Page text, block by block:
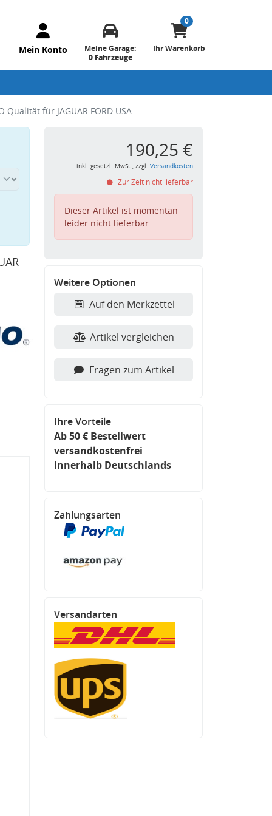
Mein Konto
Meine Garage:
0 Fahrzeuge
0
Ihr Warenkorb
für JAGUAR FORD USA
190,25 €
inkl. gesetzl. MwSt., zzgl. Versandkosten
Zur Zeit nicht lieferbar
Dieser Artikel ist momentan
leider nicht lieferbar
Weitere Optionen
Auf den Merkzettel
Artikel vergleichen
Fragen zum Artikel
Ihre Vorteile
Ab 50 € Bestellwert
versandkostenfrei
innerhalb Deutschlands
Zahlungsarten
Versandarten